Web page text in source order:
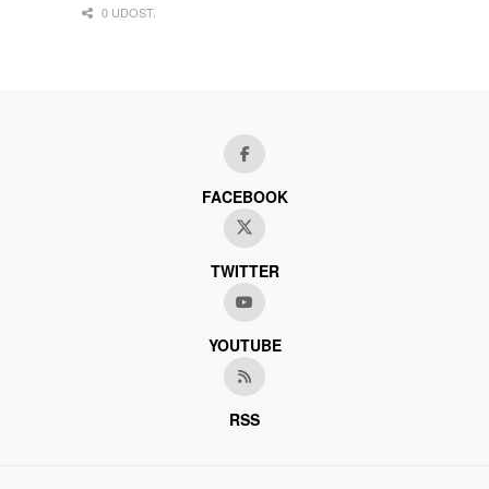
0 UDOST.
FACEBOOK
TWITTER
YOUTUBE
RSS